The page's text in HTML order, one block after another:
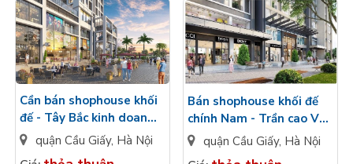
Cần bán shophouse khối
đế - Tây Bắc kinh doanh
tốt nhìn vườn hoa
quận Cầu Giấy, Hà Nội
Bán shophouse khối đế
chính Nam - Trần cao VT
thuận lợi kinh doanh
quận Cầu Giấy, Hà Nội